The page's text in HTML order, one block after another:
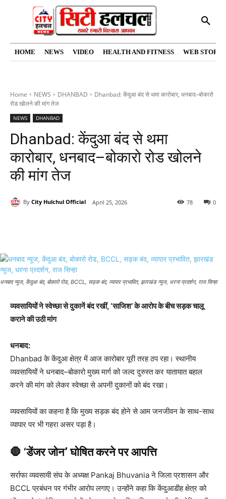
HOME NEWS VIDEO HEALTH AND FITNESS WEB
Home NEWS DHANBAD
Dhanbad: केंदुआ बंद से थमा कारोबार, धनबाद–बोकारो
रोड खोलने की मांग तेज
NEWS DHANBAD
Dhanbad: केंदुआ बंद से थमा
कारोबार, धनबाद–बोकारो रोड खोलने
की मांग तेज
By City Hulchul Official April 25, 2026 0
78
धनबाद न्यूज, केंदुआ बंद, बोकारो रोड, BCCL, सड़क बंद, व्यापार प्रभावित, झारखंड न्यूज, धरना प्रदर्शन, राज सिन्हा
व्यवसायियों ने स्वेच्छा से दुकानें बंद रखीं, ‘साजिश’ के आरोप के बीच सड़क चालू
कराने की उठी मांग
धनबाद:
Dhanbad के केंदुआ क्षेत्र में आज कारोबार पूरी तरह ठप रहा। स्थानीय
व्यवसायियों ने धनबाद–बोकारो मुख्य मार्ग को जल्द दुरुस्त कर यातायात बहाल
करने की मांग को लेकर स्वेच्छा से अपनी दुकानों को बंद रखा।
व्यवसायियों का कहना है कि मुख्य सड़क बंद होने से आम जनजीवन के साथ-साथ
व्यापार पर भी गहरा असर पड़ा है।
🛑 ‘डेंजर जोन’ घोषित करने पर आपत्ति
सर्राफा व्यवसायी संघ के अध्यक्ष Pankaj Bhuvaniaने जिला प्रशासन और
BCCLप्रबंधन पर गंभीर आरोप लगाए। उन्होंने कहा कि केंदुआडीह क्षेत्र को